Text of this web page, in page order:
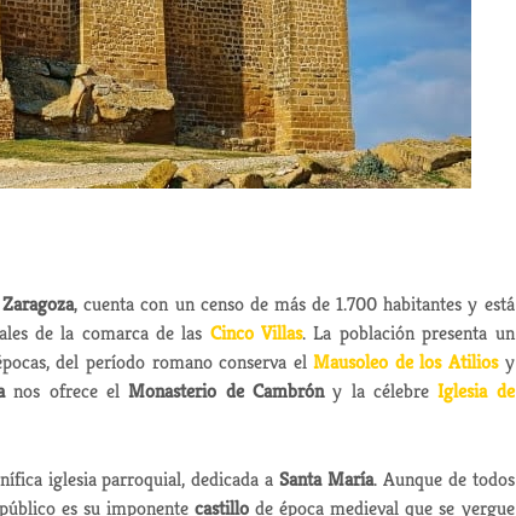
Zaragoza, cuenta con un censo de más de 1.700 habitantes y está
de la comarca de las Cinco Villas. La población presenta un
del período romano conserva elMausoleo de los Atiliosy
nos ofrece elMonasterio de Cambróny la célebreIglesia de
iglesia parroquial, dedicada aSanta María. Aunque de todos
es su imponentecastillo de época medieval que se yergue